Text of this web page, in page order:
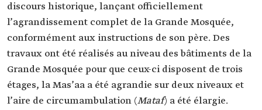
discours historique, lançant officiellement
l’agrandissement complet de la Grande Mosquée,
conformément aux instructions de son père. Des
travaux ont été réalisés au niveau des bâtiments de la
Grande Mosquée pour que ceux-ci disposent de trois
étages, la Mas’aa a été agrandie sur deux niveaux et
l’aire de circumambulation (Mataf) a été élargie.